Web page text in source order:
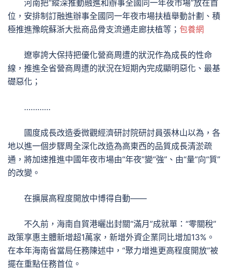
河南把“縱深推動融進和辦事全國同一年夜市場”放在首
位，安排制訂融進辦事全國同一年夜市場扶植舉動計劃、積
極推進豫皖蘇浙大批商品骨支流通走廊扶植等； 包養網
遼寧誇大保持把優化營商周遭的狀況作為成長的性命
線，推進全省營商周遭的狀況在短期內完成顯明惡化、最基
礎惡化；
…………
國度成長改造委微觀經濟研討院研討員張林山以為，各
地以進一個步驟周全深化改造為高東西的品質成長清淤疏
通，將加速推進中國年夜市場由“年夜”變“強”、由“量”向“質”
的改變。
在擴展高程度開放中博得自動——
不久前，海南自貿港曬出封關“滿月”成就單：“零關稅”
政策享惠主體新增超1萬家，新增外資企業同比增加13%。
在本年海南省當局任務陳述中，“聚力增進更高程度開放”被
擺在重點任務首位。